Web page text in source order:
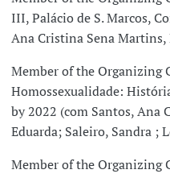
III, Palácio de S. Marcos,
Ana Cristina Sena Martins,
Member of the Organizing
Homossexualidade:
by 2022 (com Santos, Ana
Eduarda; Saleiro, Sandra ;
Member of the Organizing